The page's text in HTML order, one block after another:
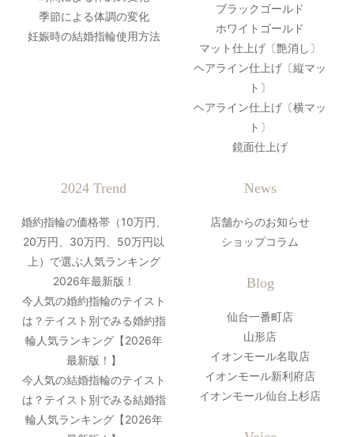
季節による体調の変化
妊娠時の結婚指輪使用方法
ブラックゴールド
ホワイトゴールド
マット仕上げ〔艶消し〕
ヘアライン仕上げ〔縦マッ
ト〕
ヘアライン仕上げ〔横マッ
ト〕
鏡面仕上げ
2024 Trend
婚約指輪の価格帯（10万円、
20万円、30万円、50万円以
上）で選ぶ人気ランキング
2026年最新版！
今人気の婚約指輪のテイスト
は？テイスト別でみる婚約指
輪人気ランキング【2026年
最新版！】
今人気の結婚指輪のテイスト
は？テイスト別でみる結婚指
輪人気ランキング【2026年
News
店舗からのお知らせ
ショップコラム
Blog
仙台一番町店
山形店
イオンモール名取店
イオンモール新利府店
イオンモール仙台上杉店